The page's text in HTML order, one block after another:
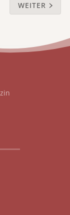
WEITER